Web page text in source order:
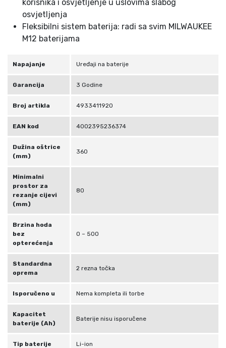
korisnika i osvjetljenje u uslovima slabog
osvjetljenja
Fleksibilni sistem baterija: radi sa svim MILWAUKEE
M12 baterijama
Napajanje Uređaji na baterije
Garancija 3 Godine
Broj artikla 4933411920
EAN kod 4002395236374
Dužina oštrice
(mm)
360
Minimalni
prostor za
rezanje cijevi
(mm)
80
Brzina hoda
bez
opterećenja
0 – 500
Standardna
oprema
2 rezna točka
Isporučeno u Nema kompleta ili torbe
Kapacitet
baterije (Ah)
Baterije nisu isporučene
Tip baterije Li-ion